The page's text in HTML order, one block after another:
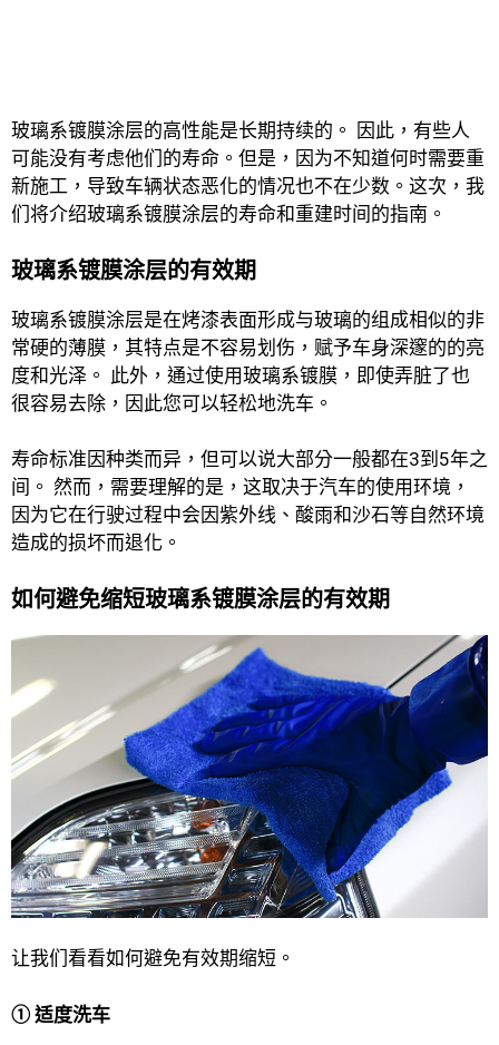
玻璃系镀膜涂层的高性能是长期持续的。 因此，有些人
可能没有考虑他们的寿命。但是，因为不知道何时需要重
新施工，导致车辆状态恶化的情况也不在少数。这次，我
们将介绍玻璃系镀膜涂层的寿命和重建时间的指南。
玻璃系镀膜涂层的有效期
玻璃系镀膜涂层是在烤漆表面形成与玻璃的组成相似的非
常硬的薄膜，其特点是不容易划伤，赋予车身深邃的的亮
度和光泽。 此外，通过使用玻璃系镀膜，即使弄脏了也
很容易去除，因此您可以轻松地洗车。
寿命标准因种类而异，但可以说大部分一般都在3到5年之
间。 然而，需要理解的是，这取决于汽车的使用环境，
因为它在行驶过程中会因紫外线、酸雨和沙石等自然环境
造成的损坏而退化。
如何避免缩短玻璃系镀膜涂层的有效期
让我们看看如何避免有效期缩短。
① 适度洗车